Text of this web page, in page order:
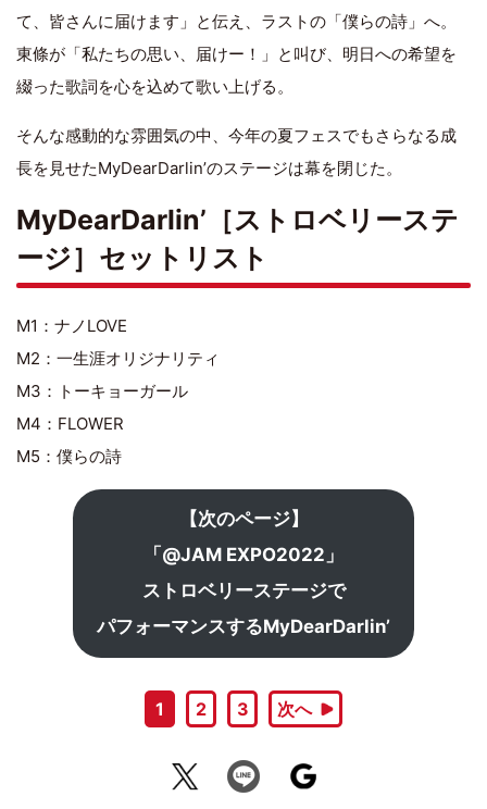
て、皆さんに届けます」と伝え、ラストの「僕らの詩」へ。
東條が「私たちの思い、届けー！」と叫び、明日への希望を
綴った歌詞を心を込めて歌い上げる。
そんな感動的な雰囲気の中、今年の夏フェスでもさらなる成
長を見せたMyDearDarlin’のステージは幕を閉じた。
MyDearDarlin’［ストロベリーステ
ージ］セットリスト
M1：ナノLOVE
M2：一生涯オリジナリティ
M3：トーキョーガール
M4：FLOWER
M5：僕らの詩
【次のページ】
「@JAM EXPO2022」
ストロベリーステージで
パフォーマンスするMyDearDarlin’
1 2 3 次へ